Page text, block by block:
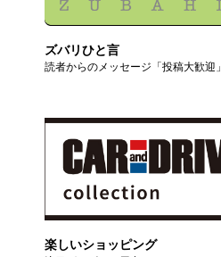
ズバリひと言
読者からのメッセージ「投稿大歓迎」
楽しいショッピング